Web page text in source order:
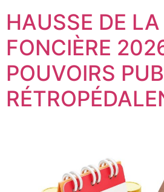
HAUSSE DE LA
FONCIÈRE
POUVOIRS